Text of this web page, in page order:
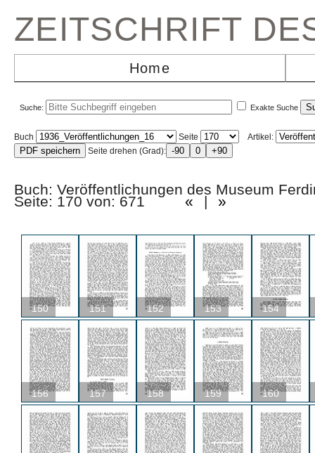
ZEITSCHRIFT
Home
Suche: Exakte Suche
Buch Seite
Artikel:
Seite drehen (Grad):
Buch: Veröffentlichungen des Museum
Seite: 170 von: 671 « | »
150 151 152 153 154
156 157 158 159 160